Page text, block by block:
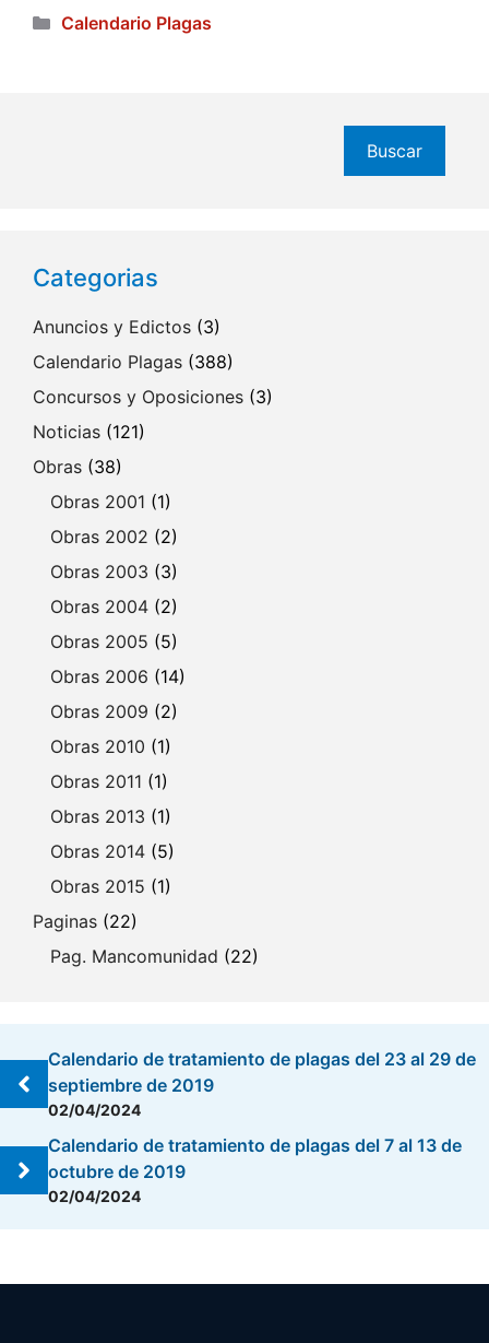
Categorías
Calendario Plagas
Buscar
Categorias
Anuncios y Edictos (3)
Calendario Plagas (388)
Concursos y Oposiciones (3)
Noticias (121)
Obras (38)
Obras 2001 (1)
Obras 2002 (2)
Obras 2003 (3)
Obras 2004 (2)
Obras 2005 (5)
Obras 2006 (14)
Obras 2009 (2)
Obras 2010 (1)
Obras 2011 (1)
Obras 2013 (1)
Obras 2014 (5)
Obras 2015 (1)
Paginas (22)
Pag. Mancomunidad (22)
Calendario de tratamiento de plagas del 23 al 29 de
septiembre de 2019
02/04/2024
Calendario de tratamiento de plagas del 7 al 13 de
octubre de 2019
02/04/2024